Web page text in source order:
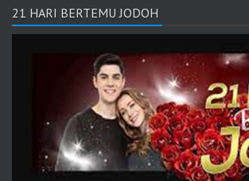
21 HARI BERTEMU JODOH